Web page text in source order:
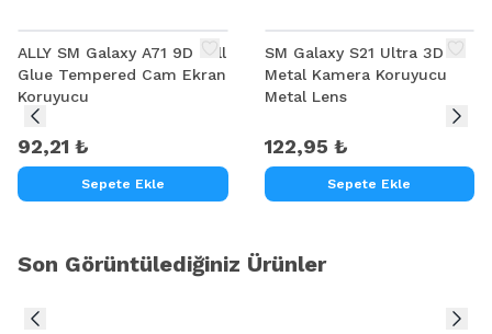
ALLY SM Galaxy A71 9D Full
Glue Tempered Cam Ekran
Koruyucu
92,21 ₺
Sepete Ekle
SM Galaxy S21 Ultra 3D
Metal Kamera Koruyucu
Metal Lens
122,95 ₺
Sepete Ekle
Son Görüntülediğiniz Ürünler